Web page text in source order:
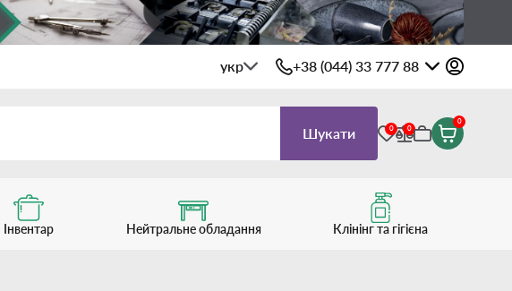
укр +38 (044) 33 777 88
Шукати 0 0
0
Інвентар Нейтральне обладання Клінінг та гігієна